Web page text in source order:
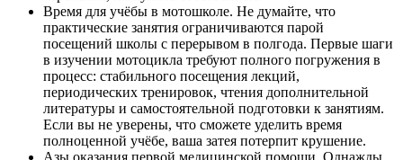
Время для учёбы в мотошколе. Не думайте, что
практические занятия ограничиваются парой
посещений школы с перерывом в полгода. Первые шаги
в изучении мотоцикла требуют полного погружения в
процесс: стабильного посещения лекций,
периодических тренировок, чтения дополнительной
литературы и самостоятельной подготовки к занятиям.
Если вы не уверены, что сможете уделить время
полноценной учёбе, ваша затея потерпит крушение.
Азы оказания первой медицинской помощи. Однажды